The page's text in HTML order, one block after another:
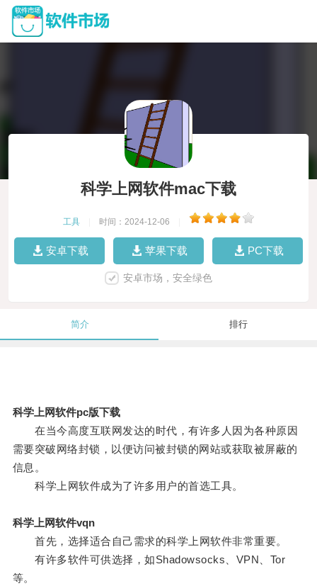
科学上网软件mac下载
工具 时间：2024-12-06
安卓下载 苹果下载 PC下载
安卓市场，安全绿色
简介 排行
科学上网软件pc版下载
在当今高度互联网发达的时代，有许多人因为各种原因
需要突破网络封锁，以便访问被封锁的网站或获取被屏蔽的
信息。
科学上网软件成为了许多用户的首选工具。
科学上网软件vqn
首先，选择适合自己需求的科学上网软件非常重要。
有许多软件可供选择，如Shadowsocks、VPN、Tor
等。